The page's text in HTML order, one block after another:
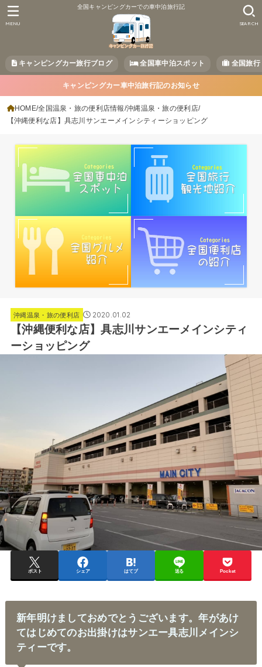
全国キャンピングカーでの車中泊旅行記
キャンピングカー旅行ブログ 全国車中泊スポット 全国旅行
SEARCH
MENU
キャンピングカー車中泊旅行記のお知らせ
HOME 全国温泉・旅の便利店情報 沖縄温泉・旅の便利店
【沖縄便利な店】具志川サンエーメインシティーショッピング
沖縄温泉・旅の便利店 2020.01.02
【沖縄便利な店】具志川サンエーメインシティ
ーショッピング
ポスト シェア はてブ 送る Pocket
新年明けましておめでとうございます。年があけ
てはじめてのお出掛けはサンエー具志川メインシ
ティーです。